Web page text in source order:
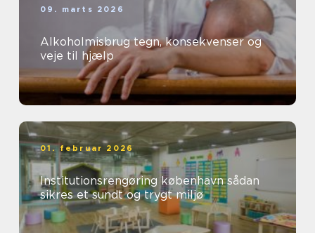
09. marts 2026
Alkoholmisbrug tegn, konsekvenser og
veje til hjælp
01. februar 2026
Institutionsrengøring københavn sådan
sikres et sundt og trygt miljø